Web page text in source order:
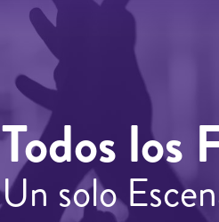
Todos los
Un solo